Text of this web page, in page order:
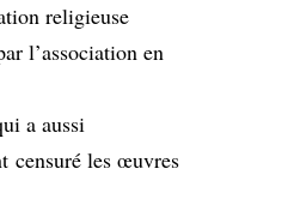
religieuse
l’association en
a aussi
censuré les œuvres